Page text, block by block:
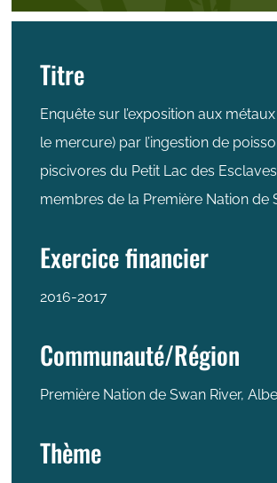
Titre
Enquête sur l’exposition aux
le mercure) par l’ingestion de
piscivores du Petit Lac des
membres de la Première Nation de
Exercice financier
2016-2017
Communauté/Région
Première Nation de Swan River,
Thème